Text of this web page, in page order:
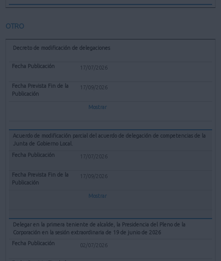
OTRO
Decreto de modificación de delegaciones
17/07/2026
17/09/2026
Mostrar
Acuerdo de modificación parcial del acuerdo de delegación de competencias de la
Junta de Gobierno Local.
17/07/2026
17/09/2026
Mostrar
Delegar en la primera teniente de alcalde, la Presidencia del Pleno de la
Corporación en la sesión extraordinaria de 19 de junio de 2026
02/07/2026